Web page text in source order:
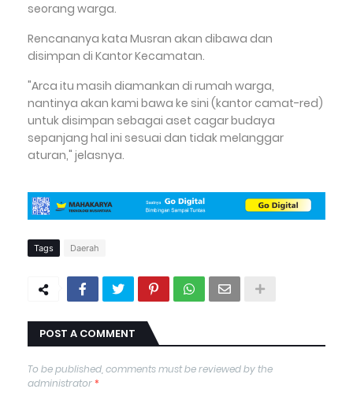
seorang warga.
Rencananya kata Musran akan dibawa dan
disimpan di Kantor Kecamatan.
"Arca itu masih diamankan di rumah warga,
nantinya akan kami bawa ke sini (kantor camat-red)
untuk disimpan sebagai aset cagar budaya
sepanjang hal ini sesuai dan tidak melanggar
aturan," jelasnya.
Tags Daerah
POST A COMMENT
To be published, comments must be reviewed by the
administrator*